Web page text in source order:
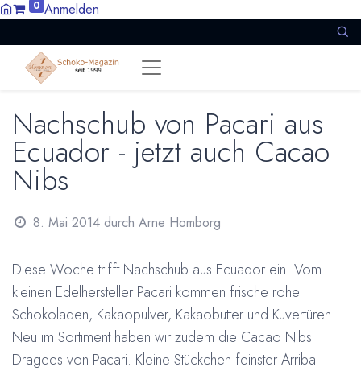
0 Anmelden
Nachschub von Pacari aus
Ecuador - jetzt auch Cacao
Nibs
8. Mai 2014 durch Arne Homborg
Diese Woche trifft Nachschub aus Ecuador ein. Vom
kleinen Edelhersteller Pacari kommen frische rohe
Schokoladen, Kakaopulver, Kakaobutter und Kuvertüren.
Neu im Sortiment haben wir zudem die Cacao Nibs
Dragees von Pacari. Kleine Stückchen feinster Arriba